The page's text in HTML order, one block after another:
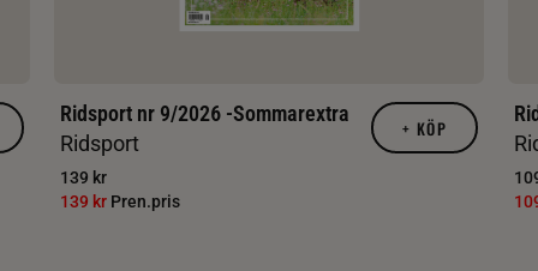
Ridsport nr 9/2026 -Sommarextra
Ridsport
139 kr
139 kr Pren.pris
+ KÖP